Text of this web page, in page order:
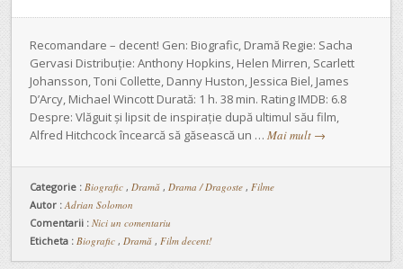
Recomandare – decent! Gen: Biografic, Dramă Regie: Sacha
Gervasi Distribuție: Anthony Hopkins, Helen Mirren, Scarlett
Johansson, Toni Collette, Danny Huston, Jessica Biel, James
D’Arcy, Michael Wincott Durată: 1 h. 38 min. Rating IMDB: 6.8
Despre: Vlăguit și lipsit de inspirație după ultimul său film,
Alfred Hitchcock încearcă să găsească un … Mai mult →
Categorie : Biografic , Dramă , Drama / Dragoste , Filme
Autor : Adrian Solomon
Comentarii : Nici un comentariu
Eticheta : Biografic , Dramă , Film decent!